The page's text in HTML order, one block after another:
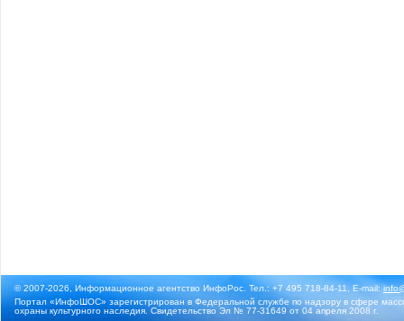
© 2007-2026, Информационное агентство ИнфоРос. Тел.: +7 495 718-84-11, E-mail:
Портал «ИнфоШОС» зарегистрирован в Федеральной службе по надзору в сфере
охраны культурного наследия. Свидетельство Эл № 77-31649 от 04 апреля 2008 г.